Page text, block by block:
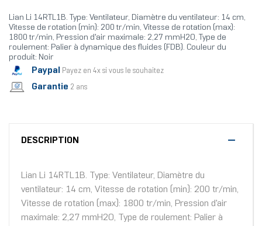
Lian Li 14RTL1B. Type: Ventilateur, Diamètre du ventilateur: 14 cm,
Vitesse de rotation (min): 200 tr/min, Vitesse de rotation (max):
1800 tr/min, Pression d'air maximale: 2,27 mmH2O, Type de
roulement: Palier à dynamique des fluides (FDB). Couleur du
produit: Noir
Paypal Payez en 4x si vous le souhaitez
Garantie 2 ans
DESCRIPTION
Lian Li 14RTL1B. Type: Ventilateur, Diamètre du
ventilateur: 14 cm, Vitesse de rotation (min): 200 tr/min,
Vitesse de rotation (max): 1800 tr/min, Pression d'air
maximale: 2,27 mmH2O, Type de roulement: Palier à